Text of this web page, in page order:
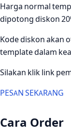
Harga normal
dipotong diskon
Kode diskon akan
template dalam
Silakan klik link
PESAN SEKARANG
Cara Order